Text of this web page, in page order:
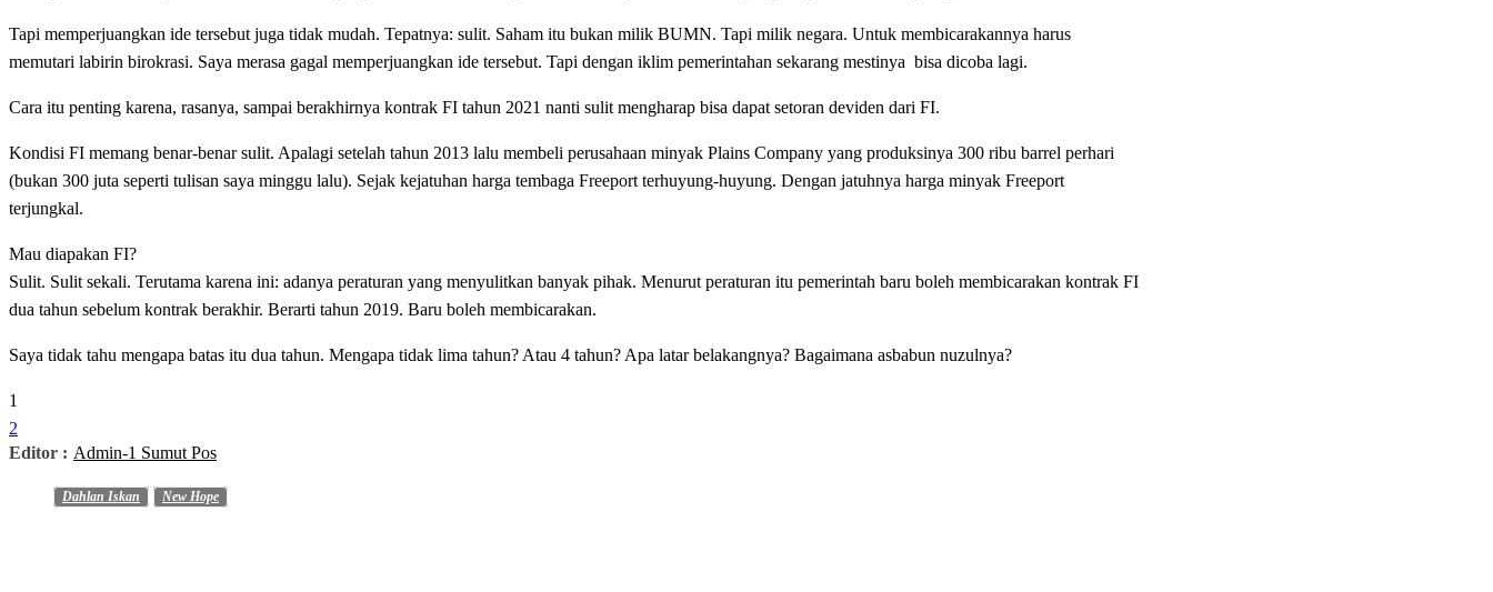
Tapi memperjuangkan ide tersebut juga tidak mudah. Tepatnya: sulit. Saham itu bukan milik BUMN. Tapi milik negara. Untuk membicarakannya harus
memutari labirin birokrasi. Saya merasa gagal memperjuangkan ide tersebut. Tapi dengan iklim pemerintahan sekarang mestinya bisa dicoba lagi.
Cara itu penting karena, rasanya, sampai berakhirnya kontrak FI tahun 2021 nanti sulit mengharap bisa dapat setoran deviden dari FI.
Kondisi FI memang benar-benar sulit. Apalagi setelah tahun 2013 lalu membeli perusahaan minyak Plains Company yang produksinya 300 ribu barrel perhari
(bukan 300 juta seperti tulisan saya minggu lalu). Sejak kejatuhan harga tembaga Freeport terhuyung-huyung. Dengan jatuhnya harga minyak Freeport
terjungkal.
Mau diapakan FI?
Sulit. Sulit sekali. Terutama karena ini: adanya peraturan yang menyulitkan banyak pihak. Menurut peraturan itu pemerintah baru boleh membicarakan kontrak FI
dua tahun sebelum kontrak berakhir. Berarti tahun 2019. Baru boleh membicarakan.
Saya tidak tahu mengapa batas itu dua tahun. Mengapa tidak lima tahun? Atau 4 tahun? Apa latar belakangnya? Bagaimana asbabun nuzulnya?
1
2
Editor : Admin-1 Sumut Pos
Dahlan Iskan New Hope